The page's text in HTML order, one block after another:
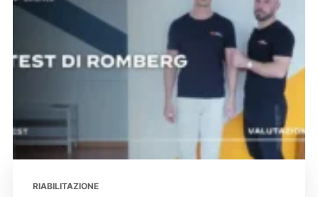
RIABILITAZIONE